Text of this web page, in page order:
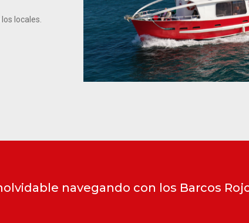
locales.
navegando con los Barcos